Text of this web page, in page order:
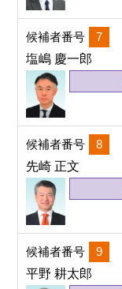
候補者番号
7
塩嶋 慶一郎
候補者番号
8
先崎 正文
候補者番号
9
平野 耕太郎